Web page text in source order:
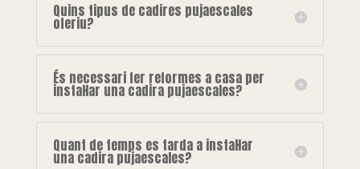
Quins tipus de cadires pujaescales
oferiu?
És necessari fer reformes a casa per
instal·lar una cadira pujaescales?
Quant de temps es tarda a instal·lar
una cadira pujaescales?